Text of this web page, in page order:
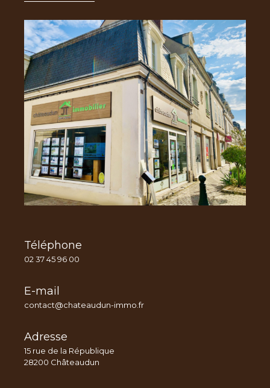
Téléphone
02 37 45 96 00
E-mail
contact@chateaudun-immo.fr
Adresse
15 rue de la République
28200 Châteaudun